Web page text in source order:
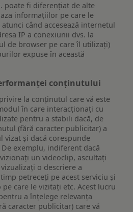
poate fi diferențiat de alte
informațiilor pe care le
când accesează internetul
IP a conexiunii dvs. la
de browser pe care îl utilizați)
expuse în această
conținutului
la conținutul care vă este
în care interacționați cu
pentru a stabili dacă, de
(fără caracter publicitar) a
vizat și dacă corespunde
exemplu, indiferent dacă
un videoclip, ascultați
o descriere a
petreceți pe acest serviciu și
care le vizitați etc. Acest lucru
a înțelege relevanța
caracter publicitar) care vă